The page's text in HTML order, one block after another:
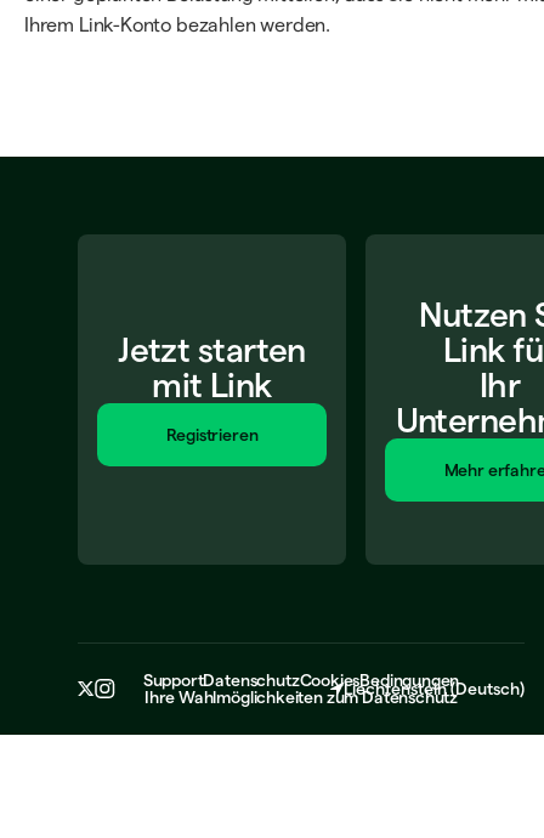
Ihrem Link-Konto bezahlen werden.
Jetzt starten
mit Link
Registrieren
Nutzen
Link
Ihr
Mehr
SupportDatenschutzCookiesBedingungen
Ihre Wahlmöglichkeiten zum Datenschutz
Liechtenstein(Deutsch)